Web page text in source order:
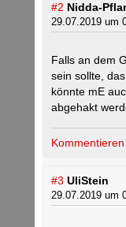
#2 Nidda-
29.07.2019 um
Falls an dem
sein sollte,
könnte mE
abgehakt
Kommentieren
#3 UliStein
29.07.2019 um